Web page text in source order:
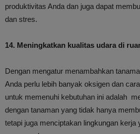
produktivitas Anda dan juga dapat
dan stres.
14. Meningkatkan kualitas udara di
Dengan mengatur menambahkan
Anda perlu lebih banyak oksigen dan
untuk memenuhi kebutuhan ini adalah
dengan tanaman yang tidak hanya
tetapi juga menciptakan lingkungan kerja